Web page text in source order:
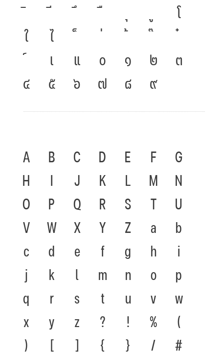
โ
ใ
ไ
เ
แ ๐ ๑ ๒
๓
๔
๕ ๖ ๗ ๘ ๙
A B C D E F
G
H
I J K L M
N
O
P Q R S T
U
V
W X Y Z a
b
c
d e f g h
i
j
k l m n o
p
q
r s t u v
w
x
y z ? ! %
(
)
[ ] { } /
#